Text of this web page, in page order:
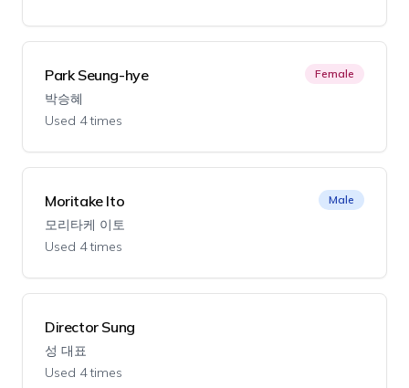
Park Seung-hye
박승혜
Used 4 times
Female
Moritake Ito
모리타케 이토
Used 4 times
Male
Director Sung
성 대표
Used 4 times